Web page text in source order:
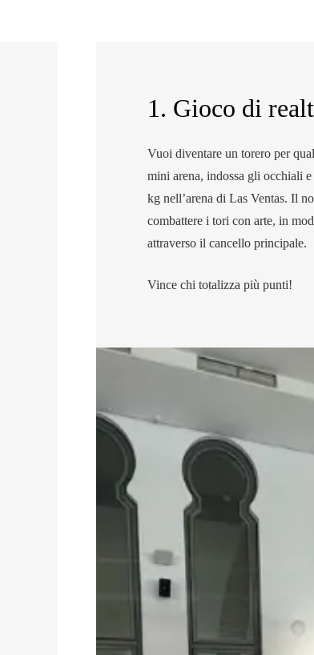
1. Gioco di
Vuoi diventare un torero per
mini arena, indossa gli occhiali
kg nell’arena di Las Ventas. Il
combattere i tori con arte, in
attraverso il cancello principale.
Vince chi totalizza più punti!